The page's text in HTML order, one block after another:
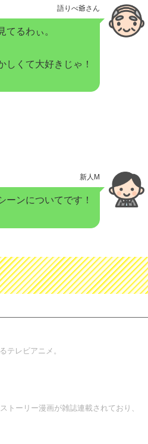
語りべ爺さん
てるわぃ。
しくて大好きじゃ！
新人M
ーンについてです！
テレビアニメ。
トーリー漫画が雑誌連載されており、